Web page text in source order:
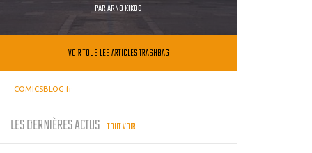
PARARNO KIKOO
VOIR TOUS LES ARTICLES TRASHBAG
COMICSBLOG.fr
LES DERNIÈRES ACTUS TOUT VOIR